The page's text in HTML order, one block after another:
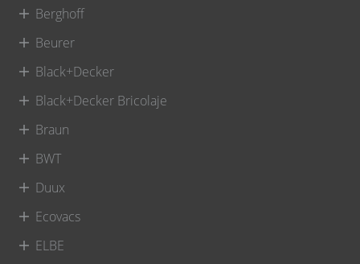
Berghoff
Beurer
Black+Decker
Black+Decker Bricolaje
Braun
BWT
Duux
Ecovacs
ELBE